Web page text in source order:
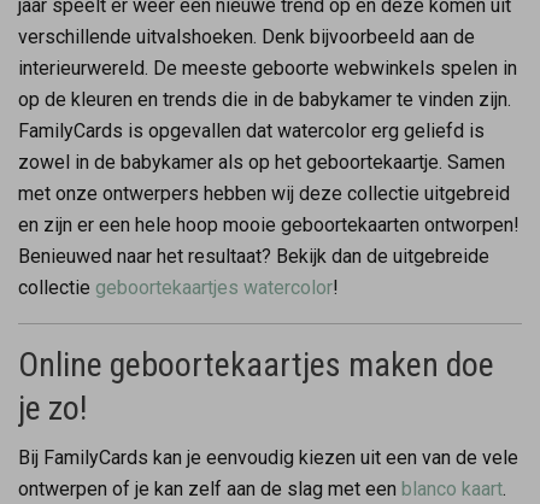
jaar speelt er weer een nieuwe trend op en deze komen uit
verschillende uitvalshoeken. Denk bijvoorbeeld aan de
interieurwereld. De meeste geboorte webwinkels spelen in
op de kleuren en trends die in de babykamer te vinden zijn.
FamilyCards is opgevallen dat watercolor erg geliefd is
zowel in de babykamer als op het geboortekaartje. Samen
met onze ontwerpers hebben wij deze collectie uitgebreid
en zijn er een hele hoop mooie geboortekaarten ontworpen!
Benieuwed naar het resultaat? Bekijk dan de uitgebreide
collectie geboortekaartjes watercolor!
Online geboortekaartjes maken doe
je zo!
Bij FamilyCards kan je eenvoudig kiezen uit een van de vele
ontwerpen of je kan zelf aan de slag met een blanco kaart